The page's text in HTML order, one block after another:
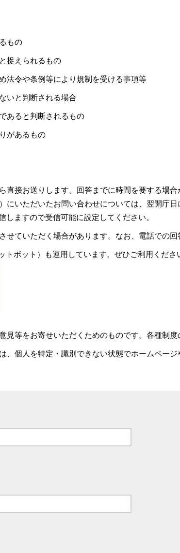
もの
捉えられるもの
法令や条例等により規制を受ける事項等
いと判断される場合
あると判断されるもの
があるもの
直接お送りします。回答までに時間を要する場
にいただいたお問い合わせについては、翌開庁
しますので受信可能に設定してください。
せていただく場合があります。なお、電話での
ボット）も運用しています。ぜひご利用くださ
見等をお寄せいただくためのものです。各種制度
、個人を特定・識別できない状態でホームペー